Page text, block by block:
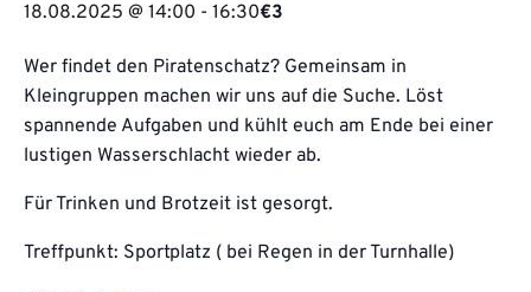
18.08.2025 @ 14:00 - 16:30€3
Wer findet den Piratenschatz? Gemeinsam in
Kleingruppen machen wir uns auf die Suche. Löst
spannende Aufgaben und kühlt euch am Ende bei einer
lustigen Wasserschlacht wieder ab.
Für Trinken und Brotzeit ist gesorgt.
Treffpunkt: Sportplatz ( bei Regen in der Turnhalle)